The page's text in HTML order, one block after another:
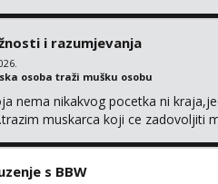
i razumjevanja
osoba traži mušku osobu
nema nikakvog pocetka ni
muskarca koji ce zadovoljiti
s BBW